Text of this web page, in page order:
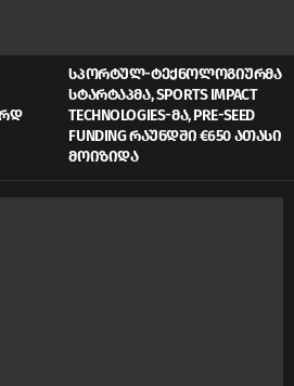
ᲡᲞᲝᲠᲢᲣᲚ-ᲢᲔᲥᲜᲝᲚᲝᲒᲘᲣᲠᲛᲐ
ᲡᲢᲐᲠᲢᲐᲞᲛᲐ, SPORTS IMPACT
TECHNOLOGIES-ᲛᲐ, PRE-SEED
FUNDING ᲠᲐᲣᲜᲓᲨᲘ €650 ᲐᲗᲐᲡᲘ
ᲛᲝᲘᲖᲘᲓᲐ